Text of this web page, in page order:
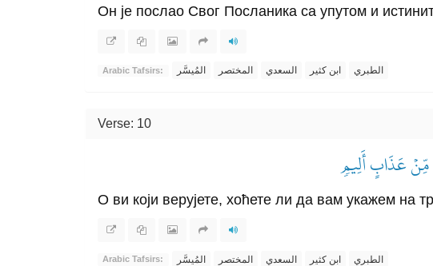
Он је послао Свог Посланика са упутом и
Arabic Tafsirs: المُيسَّر المختصر السعدي ابن كثير الطبري
Verse: 10
عَذَابٍ أَلِيمٖ
О ви који верујете, хоћете ли да вам укажем на
Arabic Tafsirs: المُيسَّر المختصر السعدي ابن كثير الطبري